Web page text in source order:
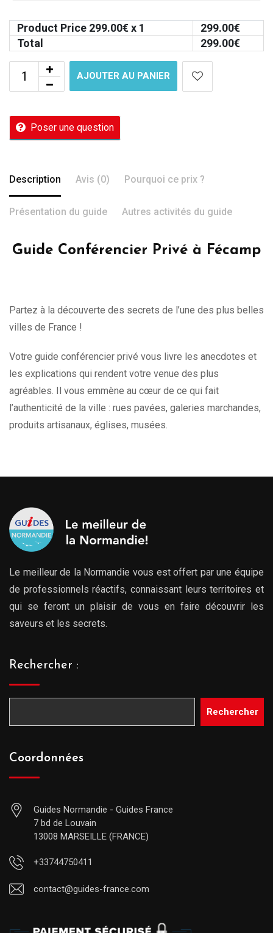
Product Price 299.00€ x 1 299.00€
Total
299.00€
AJOUTER AU PANIER
Poser une question
Description Avis (0) Pourquoi ce prix ?
Présentation du guide Autres activités du guide
Guide Conférencier Privé à Fécamp
Partez à la découverte des secrets de l’une des plus belles
villes de France !
Votre guide conférencier privé vous livre les anecdotes et
les explications qui rendent votre venue des plus
agréables. Il vous emmène au cœur de ce qui fait
l’authenticité de la ville : rues pavées, galeries marchandes,
produits artisanaux, églises, musées.
Le meilleur de la Normandie vous est offert par une équipe
de professionnels réactifs, connaissant leurs territoires et
qui se feront un plaisir de vous en faire découvrir les
saveurs et les secrets.
Rechercher :
Rechercher
Coordonnées
Guides Normandie - Guides France
7 bd de Louvain
13008 MARSEILLE (FRANCE)
+33744750411
contact@guides-france.com